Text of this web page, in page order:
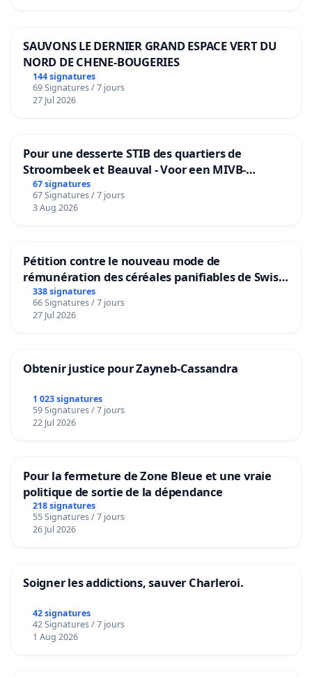
SAUVONS LE DERNIER GRAND ESPACE VERT DU
NORD DE CHENE-BOUGERIES
144 signatures
69 Signatures / 7 jours
27 Jul 2026
Pour une desserte STIB des quartiers de
Stroombeek et Beauval - Voor een MIVB-
bediening van de wijken Strombeek en Het
Voor
67 signatures
67 Signatures / 7 jours
3 Aug 2026
Pétition contre le nouveau mode de
rémunération des céréales panifiables de Swiss
granum basé sur la teneur en protéines
338 signatures
66 Signatures / 7 jours
27 Jul 2026
Obtenir justice pour Zayneb-Cassandra
1 023 signatures
59 Signatures / 7 jours
22 Jul 2026
Pour la fermeture de Zone Bleue et une vraie
politique de sortie de la dépendance
218 signatures
55 Signatures / 7 jours
26 Jul 2026
Soigner les addictions, sauver Charleroi.
42 signatures
42 Signatures / 7 jours
1 Aug 2026